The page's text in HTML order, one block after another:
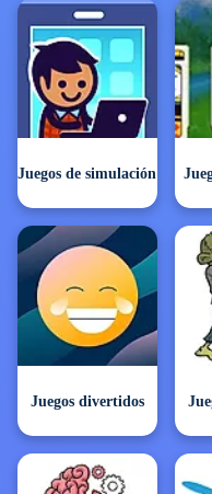
Juegos de simulación
Juegos divertidos